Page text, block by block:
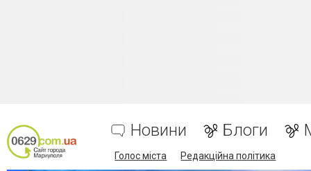
Новини Блоги
Голос міста Редакційна політика